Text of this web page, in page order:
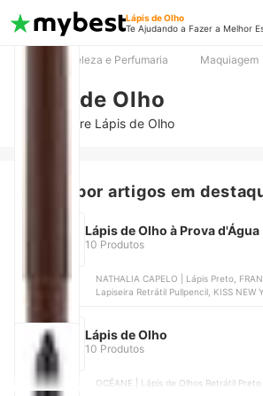
Lápis de Olho
Te Ajudando a Fazer a Melhor
Beleza e Perfumaria Maquiagem
Lápis de Olho
Artigos sobre Lápis de Olho
Buscar por artigos em
Lápis de Olho à Prova d'Água
10 Produtos
NATHALIA CAPELO | Lápis Preto,
Lapiseira Retrátil Pullpencil, KISS NEW
Kajal à Prova d’Água | 010
Lápis de Olho
10 Produtos
OCÉANE | Lápis de Olhos Retrátil